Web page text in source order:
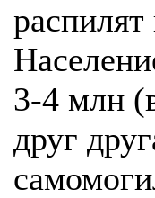
3-4 млн
друг